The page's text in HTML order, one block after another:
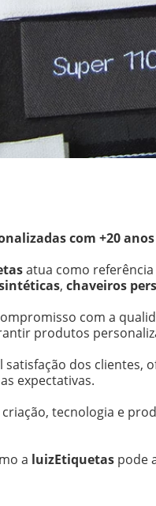
com +20
atua como
, chaveiros
com a
produtos
dos
expectativas.
tecnologia e
a luizEtiquetas pode